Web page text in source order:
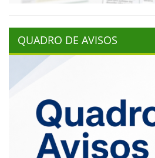
QUADRO DE AVISOS